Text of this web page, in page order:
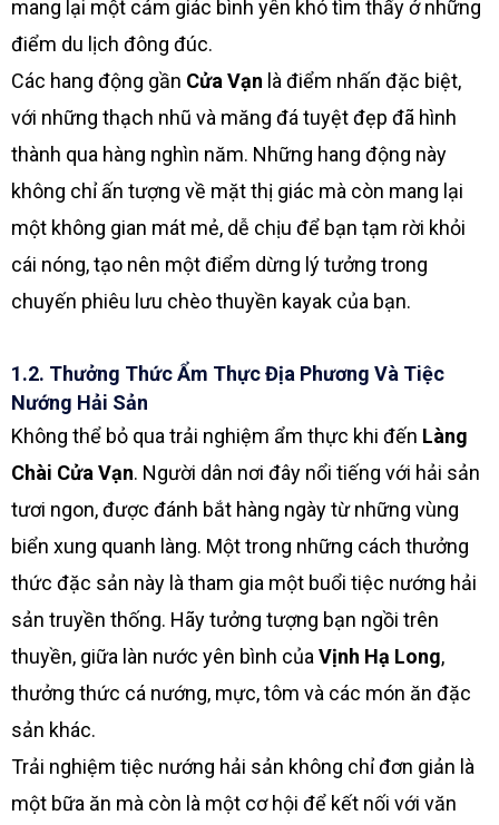
mang lại một cảm giác bình yên khó tìm thấy ở những
điểm du lịch đông đúc.
Các hang động gần Cửa Vạn là điểm nhấn đặc biệt,
với những thạch nhũ và măng đá tuyệt đẹp đã hình
thành qua hàng nghìn năm. Những hang động này
không chỉ ấn tượng về mặt thị giác mà còn mang lại
một không gian mát mẻ, dễ chịu để bạn tạm rời khỏi
cái nóng, tạo nên một điểm dừng lý tưởng trong
chuyến phiêu lưu chèo thuyền kayak của bạn.
1.2. Thưởng Thức Ẩm Thực Địa Phương Và Tiệc
Nướng Hải Sản
Không thể bỏ qua trải nghiệm ẩm thực khi đến Làng
Chài Cửa Vạn. Người dân nơi đây nổi tiếng với hải sản
tươi ngon, được đánh bắt hàng ngày từ những vùng
biển xung quanh làng. Một trong những cách thưởng
thức đặc sản này là tham gia một buổi tiệc nướng hải
sản truyền thống. Hãy tưởng tượng bạn ngồi trên
thuyền, giữa làn nước yên bình của Vịnh Hạ Long,
thưởng thức cá nướng, mực, tôm và các món ăn đặc
sản khác.
Trải nghiệm tiệc nướng hải sản không chỉ đơn giản là
một bữa ăn mà còn là một cơ hội để kết nối với văn